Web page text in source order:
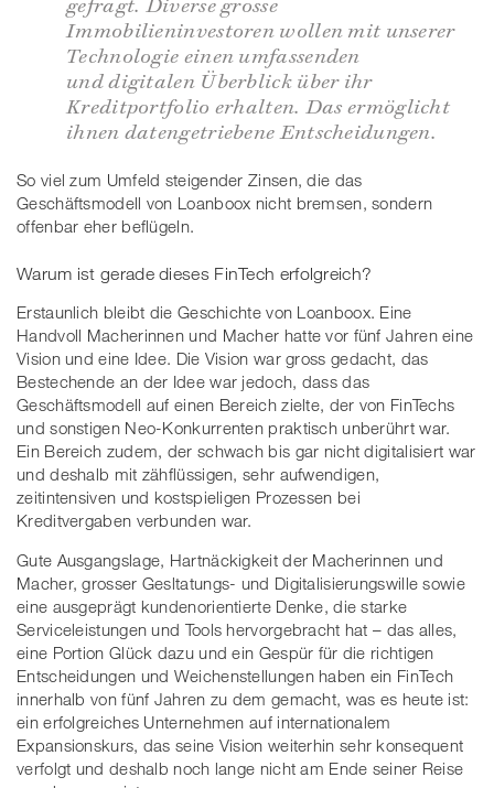
Immobilieninvestoren wollen mit unserer
Technologie einen umfassenden
und digitalen Überblick über ihr
Kreditportfolio erhalten. Das ermöglicht
ihnen datengetriebene Entscheidungen.
So viel zum Umfeld steigender Zinsen, die das
Geschäftsmodell von Loanboox nicht bremsen, sondern
offenbar eher beflügeln.
Warum ist gerade dieses FinTech erfolgreich?
Erstaunlich bleibt die Geschichte von Loanboox. Eine
Handvoll Macherinnen und Macher hatte vor fünf Jahren eine
Vision und eine Idee. Die Vision war gross gedacht, das
Bestechende an der Idee war jedoch, dass das
Geschäftsmodell auf einen Bereich zielte, der von FinTechs
und sonstigen Neo-Konkurrenten praktisch unberührt war.
Ein Bereich zudem, der schwach bis gar nicht digitalisiert war
und deshalb mit zähflüssigen, sehr aufwendigen,
zeitintensiven und kostspieligen Prozessen bei
Kreditvergaben verbunden war.
Gute Ausgangslage, Hartnäckigkeit der Macherinnen und
Macher, grosser Gesltatungs- und Digitalisierungswille sowie
eine ausgeprägt kundenorientierte Denke, die starke
Serviceleistungen und Tools hervorgebracht hat – das alles,
eine Portion Glück dazu und ein Gespür für die richtigen
Entscheidungen und Weichenstellungen haben ein FinTech
innerhalb von fünf Jahren zu dem gemacht, was es heute ist:
ein erfolgreiches Unternehmen auf internationalem
Expansionskurs, das seine Vision weiterhin sehr konsequent
verfolgt und deshalb noch lange nicht am Ende seiner Reise